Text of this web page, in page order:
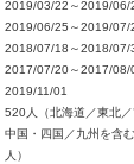
2019/03/22～2019/06/
2019/06/25～2019/07/
2018/07/18～2018/07/
2017/07/20～2017/08/
2019/11/01
520人（北海道／東北
中国・四国／九州を含
人）